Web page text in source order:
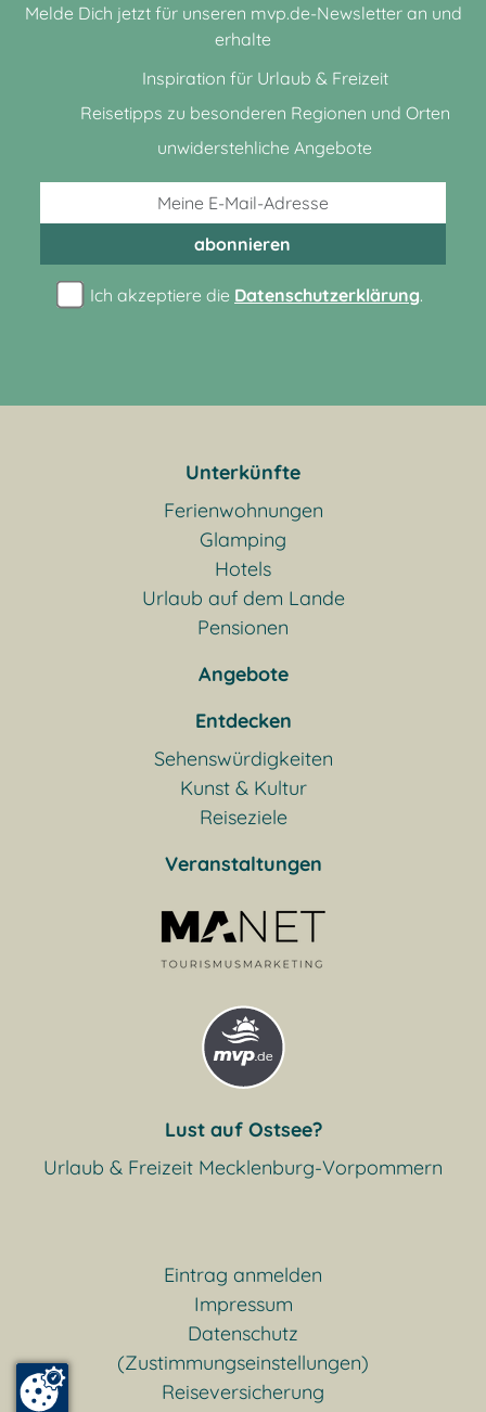
Melde Dich jetzt für unseren mvp.de-Newsletter an und
erhalte
Inspiration für Urlaub & Freizeit
Reisetipps zu besonderen Regionen und Orten
unwiderstehliche Angebote
abonnieren
Ich akzeptiere die Datenschutzerklärung.
Unterkünfte
Ferienwohnungen
Glamping
Hotels
Urlaub auf dem Lande
Pensionen
Angebote
Entdecken
Sehenswürdigkeiten
Kunst & Kultur
Reiseziele
Veranstaltungen
Lust auf Ostsee?
Urlaub & Freizeit Mecklenburg-Vorpommern
Eintrag anmelden
Impressum
Datenschutz
(Zustimmungseinstellungen)
Reiseversicherung